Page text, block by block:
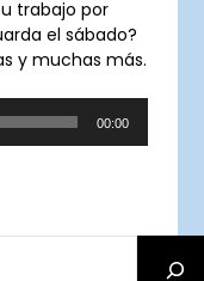
trabajo por
el sábado?
y muchas más.
00:00